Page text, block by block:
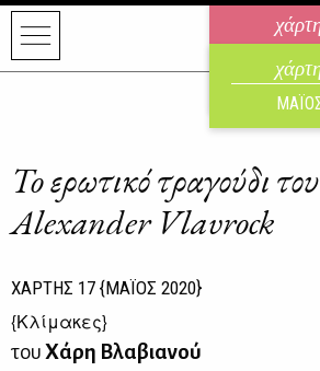
To ερωτικό τραγούδι
Alexander Vlavrock
ΧΑΡΤΗΣ 17 {ΜΑΪΟΣ 2020}
{Κλίμακες}
τουΧάρη Βλαβιανού